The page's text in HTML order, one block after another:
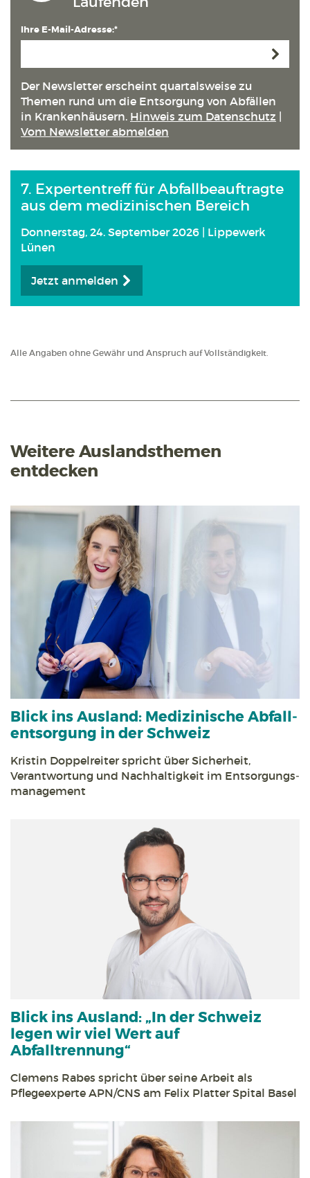
Ihre E-Mail-Adresse:*
Der Newsletter erscheint quartals­weise zu
Themen rund um die Entsorgung von Abfällen
in Kranken­häusern. Hinweis zum Datenschutz
Vom Newsletter abmelden
7. Expertentreff für Abfallbeauftragte
aus dem medizinischen Bereich
Donnerstag, 24. September 2026 | Lippewerk
Lünen
Jetzt anmelden
Alle Angaben ohne Gewähr und Anspruch auf Vollständigkeit.
Weitere Auslandsthemen
entdecken
Blick ins Ausland: Medizinische Abfall­
entsorgung in der Schweiz
Kristin Doppelreiter spricht über Sicherheit,
Verantwortung und Nach­haltigkeit im Entsorgungs­
management
Blick ins Ausland:„In der Schweiz
legen wir viel Wert auf
Abfalltrennung“
Clemens Rabes spricht über seine Arbeit als
Pflegeexperte APN/CNS am Felix Platter Spital Basel